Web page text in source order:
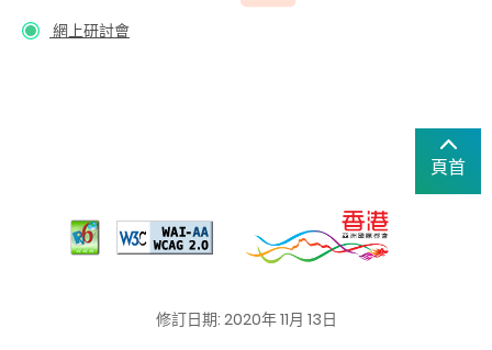
網上研討會
頁首
修訂日期: 2020年 11月 13日